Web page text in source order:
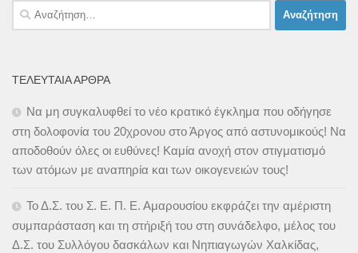
Αναζήτηση
για:
ΤΕΛΕΥΤΑΊΑ ΆΡΘΡΑ
Να μη συγκαλυφθεί το νέο κρατικό έγκλημα που οδήγησε
στη δολοφονία του 20χρονου στο Άργος από αστυνομικούς! Να
αποδοθούν όλες οι ευθύνες! Καμία ανοχή στον στιγματισμό
των ατόμων με αναπηρία και των οικογενειών τους!
Το Δ.Σ. του Σ. Ε. Π. Ε. Αμαρουσίου εκφράζει την αμέριστη
συμπαράσταση και τη στήριξή του στη συνάδελφο, μέλος του
Δ.Σ. του Συλλόγου δασκάλων και Νηπιαγωγών Χαλκίδας,